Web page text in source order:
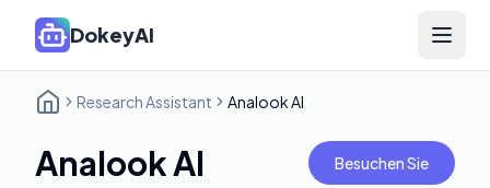
DokeyAI Open
Research Assistant Analook AI
Analook AI Besuchen Sie